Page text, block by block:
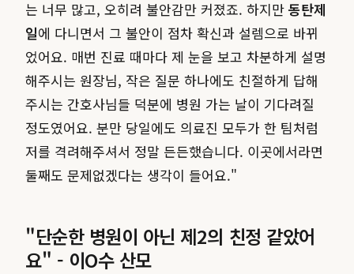
는 너무 많고, 오히려 불안감만 커졌죠. 하지만 동탄제
일에 다니면서 그 불안이 점차 확신과 설렘으로 바뀌
었어요. 매번 진료 때마다 제 눈을 보고 차분하게 설명
해주시는 원장님, 작은 질문 하나에도 친절하게 답해
주시는 간호사님들 덕분에 병원 가는 날이 기다려질
정도였어요. 분만 당일에도 의료진 모두가 한 팀처럼
저를 격려해주셔서 정말 든든했습니다. 이곳에서라면
둘째도 문제없겠다는 생각이 들어요."
"단순한 병원이 아닌 제2의 친정 같았어
요" - 이O수 산모